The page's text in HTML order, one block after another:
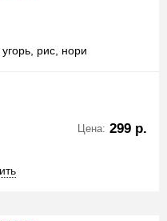
рис, нори
Цена: 299 р.